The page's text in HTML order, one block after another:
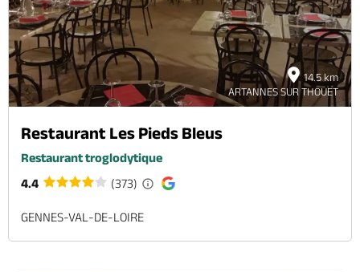
14.5 km
ARTANNES SUR THOUET
Restaurant Les Pieds Bleus
Restaurant troglodytique
4.4
(373)
GENNES-VAL-DE-LOIRE